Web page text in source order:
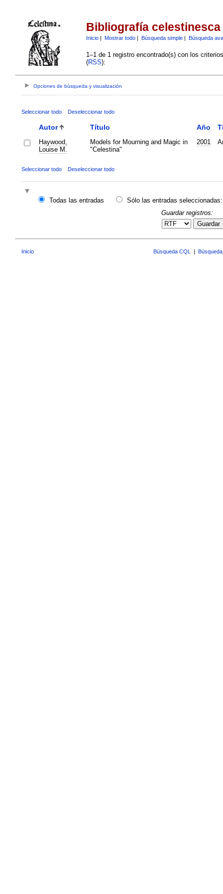
Bibliografía celestinesca
Inicio| Mostrar todo| Búsqueda simple| Búsqueda
1–1 de 1 registro encontrado(s) con los
(RSS):
Opciones de búsqueda y visualización
Seleccionar todo Deseleccionar todo
Autor Título Año
Haywood,
Louise M.
Models for Mourning and Magic in
"Celestina"
2001
Seleccionar todo Deseleccionar todo
Todas las entradas
Sólo las entradas seleccionadas:
Guardar registros:
Guardar
Inicio Búsqueda CQL